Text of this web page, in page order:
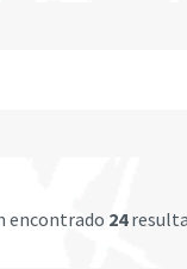
encontrado 24